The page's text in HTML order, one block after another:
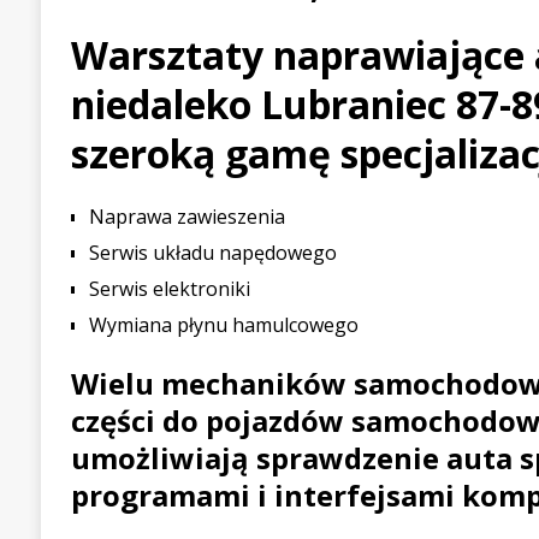
WYŚCIGOWE
[ 30 lipca 2026 ] Kia
PIERWSZE JAZDY
Warsztaty naprawiające
niedaleko Lubraniec 87-
szeroką gamę
Naprawa zawieszenia
Serwis układu napędowego
Serwis elektroniki
Wymiana płynu hamulcowego
Wielu mechaników
części do pojazdów
umożliwiają sprawdzenie auta
programami i interfejsami